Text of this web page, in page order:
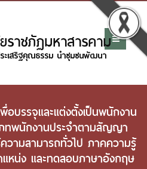
อบรรจุและแต่งตั้งเป็นพนักงาน
ทพนักงานประจำตามสัญญา
วามสามารถทั่วไป ภาคความรู้
แหน่ง และทดสอบภาษาอังกฤษ